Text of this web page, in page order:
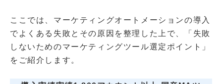
ここでは、マーケティングオートメーションの導入
でよくある失敗とその原因を整理した上で、「失敗
しないためのマーケティングツール選定ポイント」
をご紹介します。